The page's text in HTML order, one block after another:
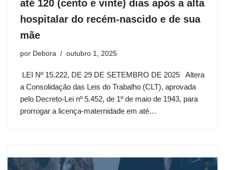
até 120 (cento e vinte) dias após a alta
hospitalar do recém-nascido e de sua
mãe
por Debora outubro 1, 2025
LEI Nº 15.222, DE 29 DE SETEMBRO DE 2025 Altera
a Consolidação das Leis do Trabalho (CLT), aprovada
pelo Decreto-Lei nº 5.452, de 1º de maio de 1943, para
prorrogar a licença-maternidade em até…